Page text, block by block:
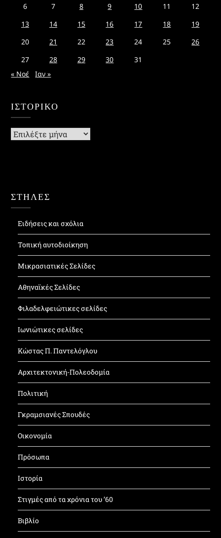
6
7 8 9 10 11
12
13
14 15 16 17 18
19
20
21 22 23 24 25
26
27
28 29 30
31
« Νοέ
Ιαν »
ΙΣΤΟΡΙΚΌ
Ιστορικό
ΣΤΗΛΕΣ
Ειδήσεις και σχόλια
Τοπική αυτοδιοίκηση
Μικρασιατικές Σελίδες
Αθηναϊκές Σελίδες
Φιλαδελφειώτικες σελίδες
Ιωνιώτικες σελίδες
Κώστας Π. Παντελόγλου
Αρχιτεκτονική-Πολεοδομία
Πολιτική
Γκραμσιανές Σπουδές
Οικονομία
Πρόσωπα
Ιστορία
Στιγμές από τα χρόνια του ’60
Βιβλίο